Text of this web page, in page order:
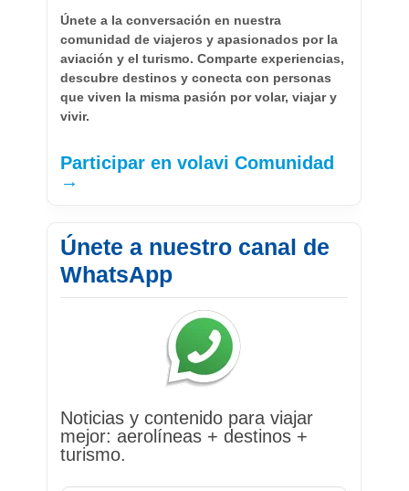
Únete a la conversación en nuestra
comunidad de viajeros y apasionados por la
aviación y el turismo. Comparte experiencias,
descubre destinos y conecta con personas
que viven la misma pasión por volar, viajar y
vivir.
Participar en volavi Comunidad
→
Únete a nuestro canal de
WhatsApp
Noticias y contenido para viajar
mejor: aerolíneas + destinos +
turismo.